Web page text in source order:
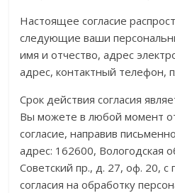
Настоящее согласие
следующие ваши
имя и отчество, адрес
адрес, контактный телефон,
Срок действия согласия
Вы можете в любой момент
согласие, направив
адрес: 162600, Вологодская
Советский пр., д. 27, оф. 20,
согласия на обработку